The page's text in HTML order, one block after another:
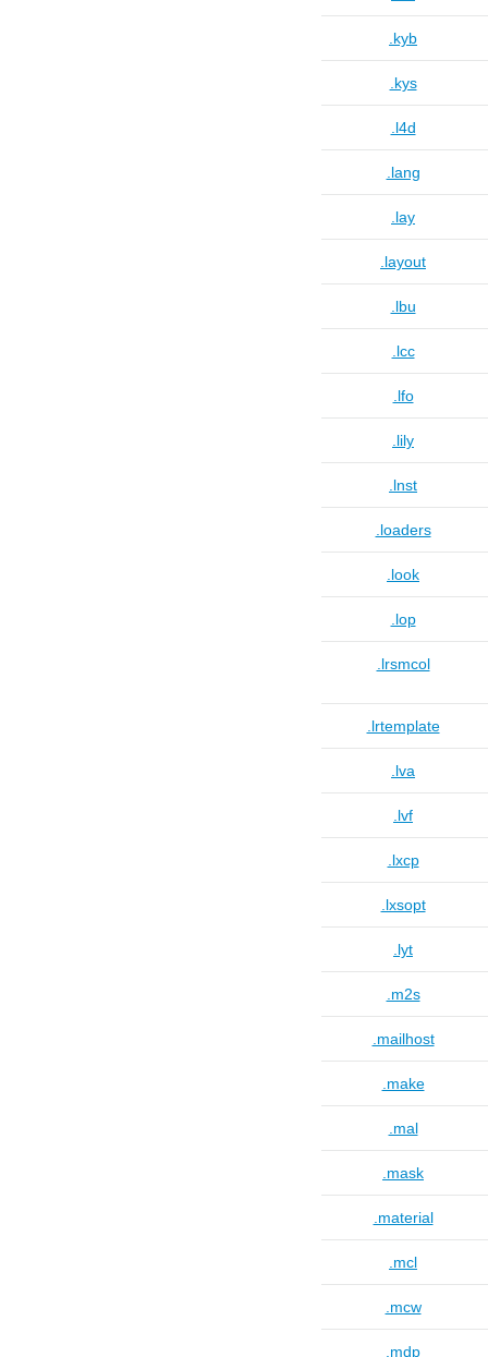
.kyb
.kys
.l4d
.lang
.lay
.layout
.lbu
.lcc
.lfo
.lily
.lnst
.loaders
.look
.lop
.lrsmcol
.lrtemplate
.lva
.lvf
.lxcp
.lxsopt
.lyt
.m2s
.mailhost
.make
.mal
.mask
.material
.mcl
.mcw
.mdp